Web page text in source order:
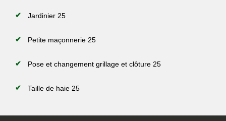
Jardinier 25
Petite maçonnerie 25
Pose et changement grillage et clôture 25
Taille de haie 25